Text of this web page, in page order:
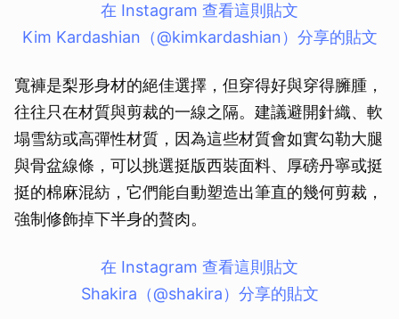
在 Instagram 查看這則貼文
Kim Kardashian（@kimkardashian）分享的貼文
寬褲是梨形身材的絕佳選擇，但穿得好與穿得臃腫，
往往只在材質與剪裁的一線之隔。建議避開針織、軟
塌雪紡或高彈性材質，因為這些材質會如實勾勒大腿
與骨盆線條，可以挑選挺版西裝面料、厚磅丹寧或挺
挺的棉麻混紡，它們能自動塑造出筆直的幾何剪裁，
強制修飾掉下半身的贅肉。
在 Instagram 查看這則貼文
Shakira（@shakira）分享的貼文